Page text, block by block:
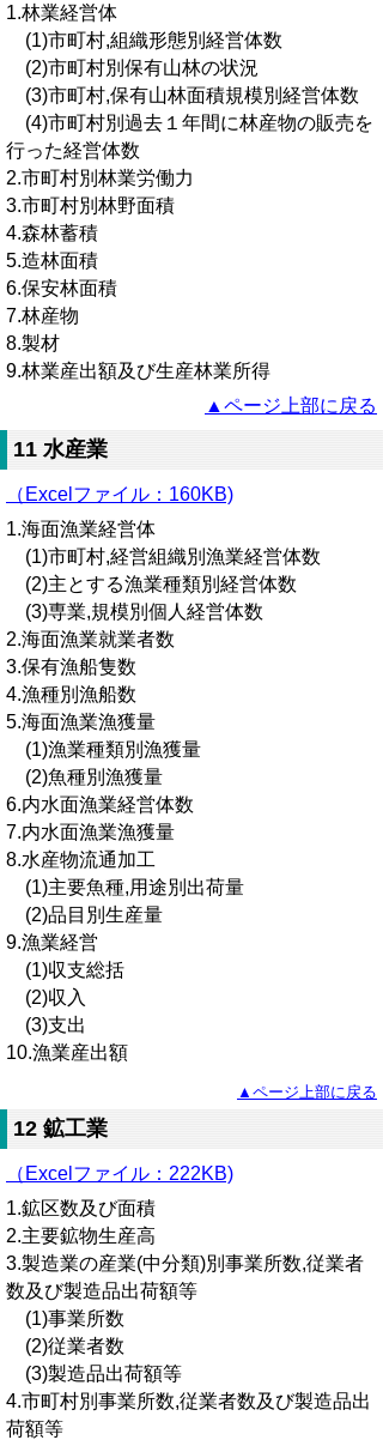
1.林業経営体
(1)市町村,組織形態別経営体数
(2)市町村別保有山林の状況
(3)市町村,保有山林面積規模別経営体数
(4)市町村別過去１年間に林産物の販売を
行った経営体数
2.市町村別林業労働力
3.市町村別林野面積
4.森林蓄積
5.造林面積
6.保安林面積
7.林産物
8.製材
9.林業産出額及び生産林業所得
▲ページ上部に戻る
11 水産業
（Excelファイル：160KB)
1.海面漁業経営体
(1)市町村,経営組織別漁業経営体数
(2)主とする漁業種類別経営体数
(3)専業,規模別個人経営体数
2.海面漁業就業者数
3.保有漁船隻数
4.漁種別漁船数
5.海面漁業漁獲量
(1)漁業種類別漁獲量
(2)魚種別漁獲量
6.内水面漁業経営体数
7.内水面漁業漁獲量
8.水産物流通加工
(1)主要魚種,用途別出荷量
(2)品目別生産量
9.漁業経営
(1)収支総括
(2)収入
(3)支出
10.漁業産出額
▲ページ上部に戻る
12 鉱工業
（Excelファイル：222KB)
1.鉱区数及び面積
2.主要鉱物生産高
3.製造業の産業(中分類)別事業所数,従業者
数及び製造品出荷額等
(1)事業所数
(2)従業者数
(3)製造品出荷額等
4.市町村別事業所数,従業者数及び製造品出
荷額等